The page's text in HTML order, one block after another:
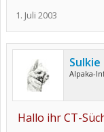
1. Juli 2003
Sulkie
Alpaka-
Hallo ihr CT-